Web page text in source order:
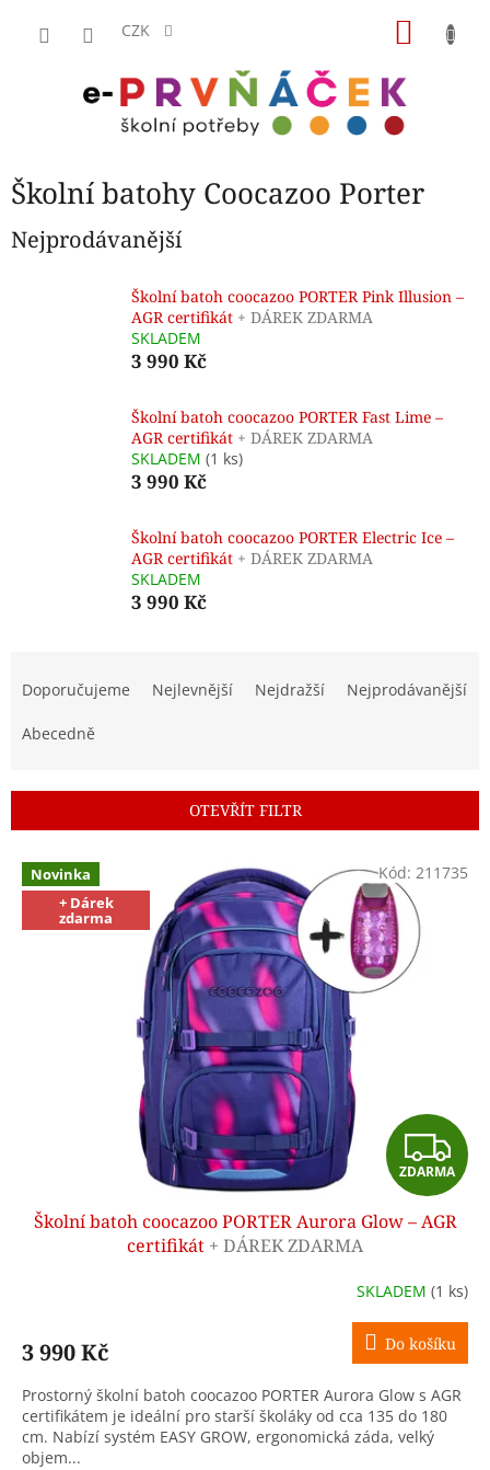
CZK
Školní batohy Coocazoo Porter
Nejprodávanější
Školní batoh coocazoo PORTER Pink Illusion –
AGR certifikát + DÁREK ZDARMA
SKLADEM
3 990 Kč
Školní batoh coocazoo PORTER Fast Lime –
AGR certifikát + DÁREK ZDARMA
SKLADEM (1 ks)
3 990 Kč
Školní batoh coocazoo PORTER Electric Ice –
AGR certifikát + DÁREK ZDARMA
SKLADEM
3 990 Kč
r
o
d
k
Doporučujeme Nejlevnější Nejdražší Nejprodávanější
Abecedně
OTEVŘÍT FILTR
V Novinka
+ Dárek
zdarma
Z
D
A
R
M
A
ZDARMA
Školní batoh coocazoo PORTER Aurora Glow – AGR
certifikát + DÁREK ZDARMA
SKLADEM (1 ks)
3 990 Kč Do košíku
Prostorný školní batoh coocazoo PORTER Aurora Glow s AGR
certifikátem je ideální pro starší školáky od cca 135 do 180
cm. Nabízí systém EASY GROW, ergonomická záda, velký
objem...
Kód: 211735